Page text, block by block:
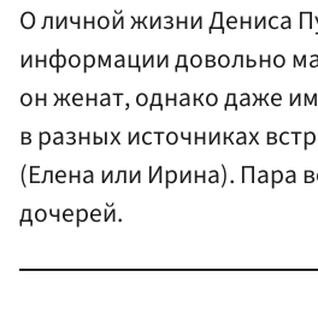
О личной жизни Дениса
информации довольно
он женат, однако даже
в разных источниках
(Елена или Ирина). Пара
дочерей.